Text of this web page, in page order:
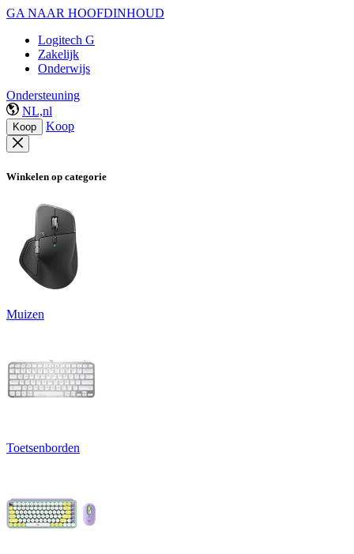
GA NAAR HOOFDINHOUD
Logitech G
Zakelijk
Onderwijs
Ondersteuning
NL,nl
Koop Koop
Winkelen op categorie
Muizen
Toetsenborden